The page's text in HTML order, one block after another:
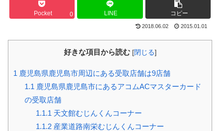
Pocket 0 LINE コピー
2018.06.02 2015.01.01
好きな項目から読む [閉じる]
1 鹿児島県鹿児島市周辺にある受取店舗は9店舗
1.1 鹿児島県鹿児島市にあるアコムACマスターカード
の受取店舗
1.1.1 天文館むじんくんコーナー
1.1.2産業道路南栄むじんくんコーナー